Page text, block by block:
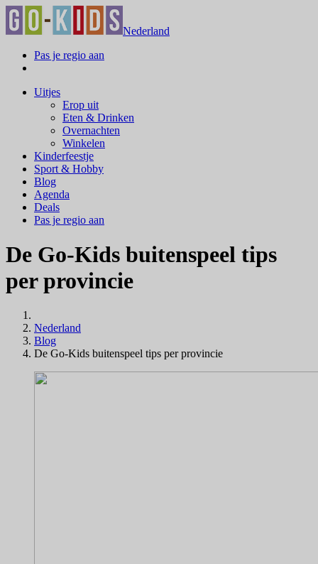
Nederland
Pas je regio aan
Uitjes
Erop uit
Eten & Drinken
Overnachten
Winkelen
Kinderfeestje
Sport & Hobby
Blog
Agenda
Deals
Pas je regio aan
De Go-Kids buitenspeel tips
per provincie
Nederland
Blog
De Go-Kids buitenspeel tips per provincie